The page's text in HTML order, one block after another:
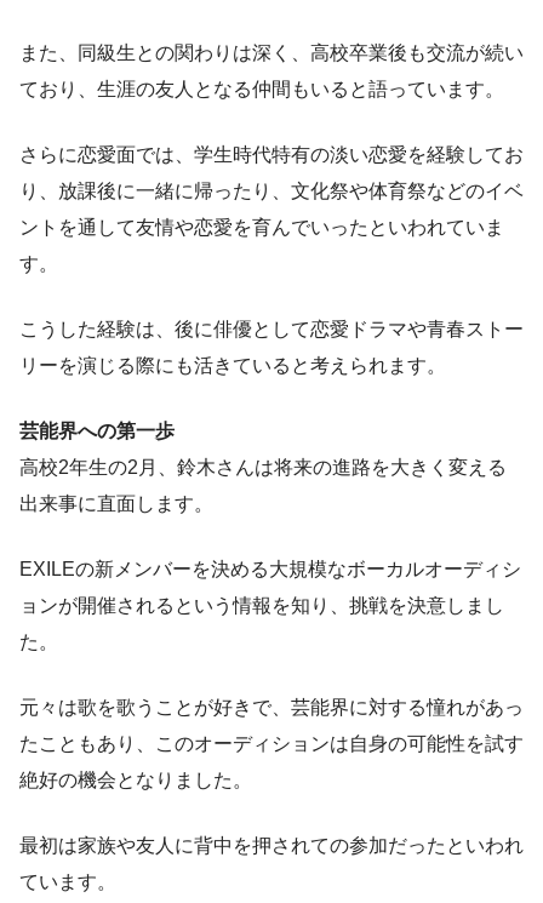
また、同級生との関わりは深く、高校卒業後も交流が続い
ており、生涯の友人となる仲間もいると語っています。
さらに恋愛面では、学生時代特有の淡い恋愛を経験してお
り、放課後に一緒に帰ったり、文化祭や体育祭などのイベ
ントを通して友情や恋愛を育んでいったといわれていま
す。
こうした経験は、後に俳優として恋愛ドラマや青春ストー
リーを演じる際にも活きていると考えられます。
芸能界への第一歩
高校2年生の2月、鈴木さんは将来の進路を大きく変える
出来事に直面します。
EXILEの新メンバーを決める大規模なボーカルオーディシ
ョンが開催されるという情報を知り、挑戦を決意しまし
た。
元々は歌を歌うことが好きで、芸能界に対する憧れがあっ
たこともあり、このオーディションは自身の可能性を試す
絶好の機会となりました。
最初は家族や友人に背中を押されての参加だったといわれ
ています。